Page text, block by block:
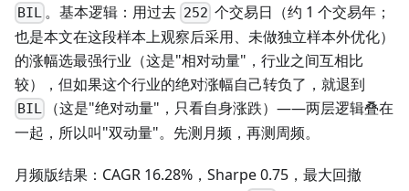
BIL 。基本逻辑：用过去 252 个交易日（约 1 个交易年；
也是本文在这段样本上观察后采用、未做独立样本外优化）
的涨幅选最强行业（这是"相对动量"，行业之间互相比
较），但如果这个行业的绝对涨幅自己转负了，就退到
BIL
（这是"绝对动量"，只看自身涨跌）——两层逻辑叠在
一起，所以叫"双动量"。先测月频，再测周频。
月频版结果：CAGR 16.28%，Sharpe 0.75，最大回撤